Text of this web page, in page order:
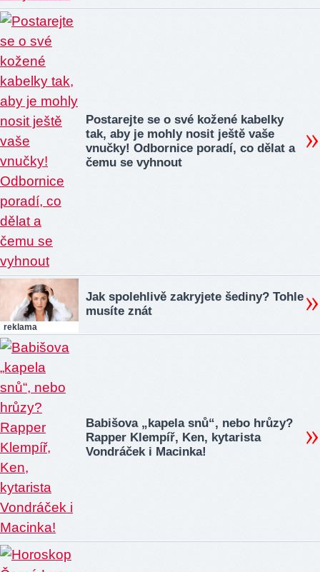
Postarejte se o své kožené kabelky
tak, aby je mohly nosit ještě vaše
vnučky! Odbornice poradí, co dělat a
čemu se vyhnout
reklama
Jak spolehlivě zakryjete šediny? Tohle
musíte znát
Babišova „kapela snů“, nebo hrůzy?
Rapper Klempíř, Ken, kytarista
Vondráček i Macinka!